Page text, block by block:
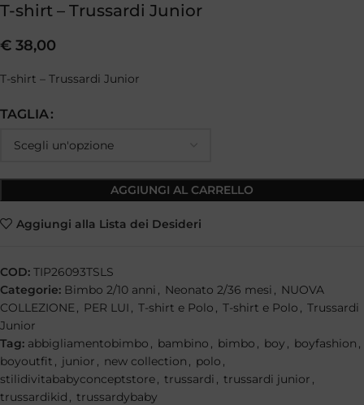
T-shirt – Trussardi Junior
€ 38,00
T-shirt – Trussardi Junior
TAGLIA
AGGIUNGI AL CARRELLO
Aggiungi alla Lista dei Desideri
COD: TIP26093TSLS
Categorie: Bimbo 2/10 anni , Neonato 2/36 mesi , NUOVA
COLLEZIONE, PER LUI , T-shirt e Polo , T-shirt e Polo , Trussardi
Junior
Tag: abbigliamentobimbo , bambino , bimbo , boy , boyfashion ,
boyoutfit , junior , new collection , polo ,
stilidivitababyconceptstore, trussardi , trussardi junior ,
trussardikid , trussardybaby